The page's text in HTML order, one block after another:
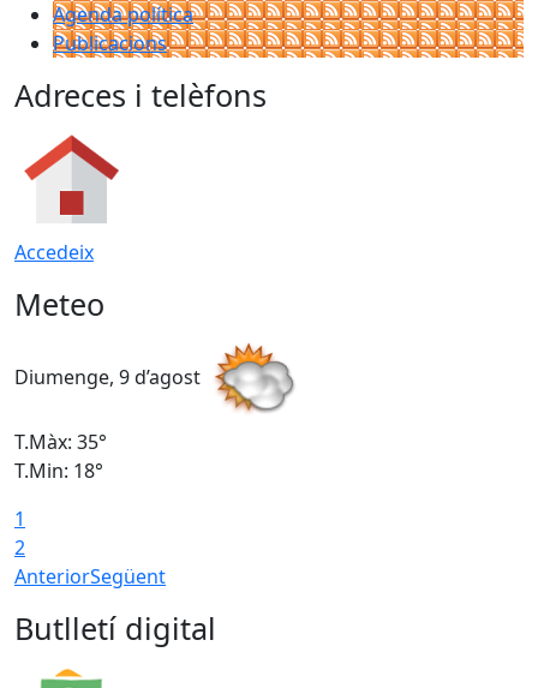
Agenda política
Publicacions
Adreces i telèfons
Accedeix
Meteo
Diumenge, 9 d’agost
T.Màx: 35°
T.Min: 18°
1
2
AnteriorSegüent
Butlletí digital